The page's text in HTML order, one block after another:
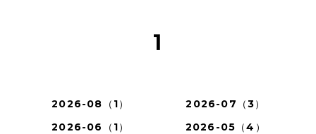
1
2026-08（1）
2026-07（3）
2026-06（1）
2026-05（4）